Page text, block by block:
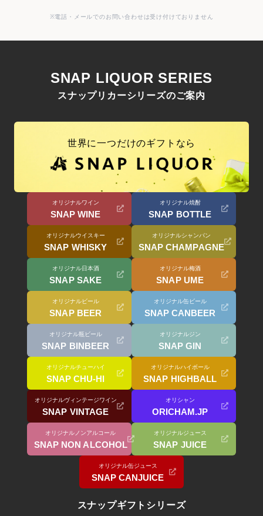
※電話・メールでのお問い合わせは受け付けておりません
SNAP LIQUOR SERIES
スナップリカーシリーズのご案内
世界に一つだけのギフトなら
オリジナルワイン
SNAP WINE
オリジナル焼酎
SNAP BOTTLE
オリジナルウイスキー
SNAP WHISKY
オリジナルシャンパン
SNAP CHAMPAGNE
オリジナル日本酒
SNAP SAKE
オリジナル梅酒
SNAP UME
オリジナルビール
SNAP BEER
オリジナル缶ビール
SNAP CANBEER
オリジナル瓶ビール
SNAP BINBEER
オリジナルジン
SNAP GIN
オリジナルチューハイ
SNAP CHU-HI
オリジナルハイボール
SNAP HIGHBALL
オリジナルヴィンテージワイン
SNAP VINTAGE
オリシャン
ORICHAM.JP
オリジナルノンアルコール
SNAP NON ALCOHOL
オリジナルジュース
SNAP JUICE
オリジナル缶ジュース
SNAP CANJUICE
スナップギフトシリーズ